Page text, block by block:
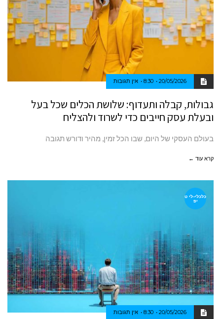
20/05/2026
8:30 אין תגובות
גבולות, קבלה ותעדוף: שלושת הכלים שכל בעל
ובעלת עסק חייבים כדי לשרוד ולהצליח
בעולם העסקי של היום, שבו הכל זמין, מהיר ודורש תגובה
קרא עוד ←
כלכלי-לי ט
יפ
20/05/2026
8:30 אין תגובות